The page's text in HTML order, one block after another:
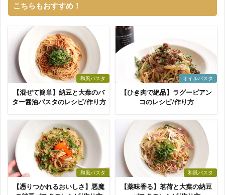
こちらもおすすめ！
和風パスタ
【混ぜて簡単】納豆と大葉のバ
ター醤油パスタのレシピ/作り方
オイルパスタ
【ひき肉で絶品】ラグービアン
コのレシピ/作り方
和風パスタ
【憑りつかれるおいしさ】悪魔
和風パスタ
【薬味香る】茗荷と大葉の納豆